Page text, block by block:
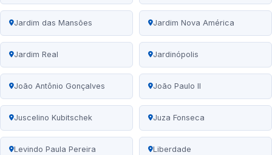
Jardim das Mansões Jardim Nova América
Jardim Real Jardinópolis
João Antônio Gonçalves João Paulo II
Juscelino Kubitschek Juza Fonseca
Levindo Paula Pereira Liberdade